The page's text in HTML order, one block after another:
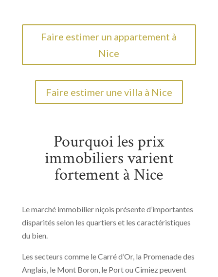
Faire estimer un appartement à
Nice
Faire estimer une villa à Nice
Pourquoi les prix
immobiliers varient
fortement à Nice
Le marché immobilier niçois présente d’importantes
disparités selon les quartiers et les caractéristiques
du bien.
Les secteurs comme le Carré d’Or, la Promenade des
Anglais, le Mont Boron, le Port ou Cimiez peuvent